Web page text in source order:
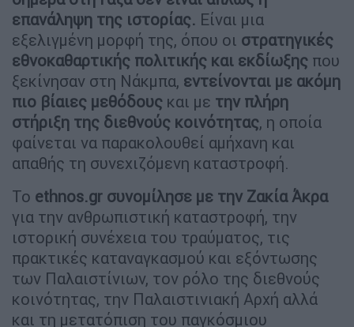
επανάληψη της ιστορίας. Είναι μια
εξελιγμένη μορφή της, όπου οι στρατηγικές
εθνοκαθαρτικής πολιτικής και εκδίωξης που
ξεκίνησαν στη Νάκμπα, εντείνονται με ακόμη
πιο βίαιες μεθόδους και με την πλήρη
στήριξη της διεθνούς κοινότητας, η οποία
φαίνεται να παρακολουθεί αμήχανη και
απαθής τη συνεχιζόμενη καταστροφή.
Το ethnos.gr συνομίλησε με την Ζακία Άκρα
για την ανθρωπιστική καταστροφή, την
ιστορική συνέχεια του τραύματος, τις
πρακτικές καταναγκασμού και εξόντωσης
των Παλαιστίνιων, τον ρόλο της διεθνούς
κοινότητας, την Παλαιστινιακή Αρχή αλλά
και τη μετατόπιση του παγκόσμιου